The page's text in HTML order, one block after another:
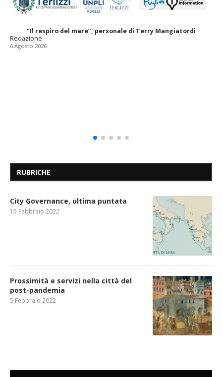
“Il respiro del mare”, personale di Terry Mangiatordi
Redazione
6 Agosto 2026
RUBRICHE
City Governance, ultima puntata
15 Febbraio 2022
Prossimità e servizi nella città del
post-pandemia
5 Febbraio 2022